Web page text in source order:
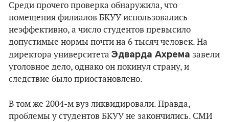
Среди прочего проверка обнаружила, что
помещения филиалов БКУУ использовались
неэффективно, а число студентов превысило
допустимые нормы почти на 6 тысяч человек. На
директора университета Эдварда Ахрема завели
уголовное дело, однако он покинул страну, и
следствие было приостановлено.
В том же 2004-м вуз ликвидировали. Правда,
проблемы у студентов БКУУ не закончились. СМИ